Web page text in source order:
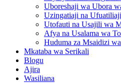
Uboreshaji wa Ubora
Uzingatiaji na
Utofauti na Usajili wa
Afya na Usalama wa
Huduma za Msaidizi
Mkataba wa Serikali
Blogu
Ajira
Wasiliana